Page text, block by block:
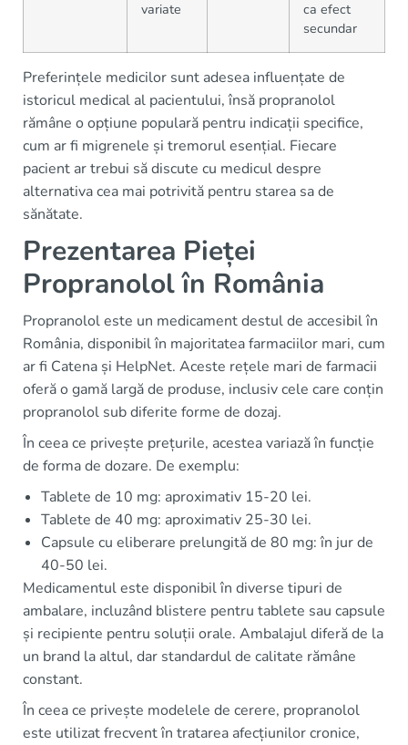
variate
ca efect
secundar
Preferințele medicilor sunt adesea influențate de
istoricul medical al pacientului, însă propranolol
rămâne o opțiune populară pentru indicații specifice,
cum ar fi migrenele și tremorul esențial. Fiecare
pacient ar trebui să discute cu medicul despre
alternativa cea mai potrivită pentru starea sa de
sănătate.
Prezentarea Pieței
Propranolol în România
Propranolol este un medicament destul de accesibil în
România, disponibil în majoritatea farmaciilor mari, cum
ar fi Catena și HelpNet. Aceste rețele mari de farmacii
oferă o gamă largă de produse, inclusiv cele care conțin
propranolol sub diferite forme de dozaj.
În ceea ce privește prețurile, acestea variază în funcție
de forma de dozare. De exemplu:
Tablete de 10 mg: aproximativ 15-20 lei.
Tablete de 40 mg: aproximativ 25-30 lei.
Capsule cu eliberare prelungită de 80 mg: în jur de
40-50 lei.
Medicamentul este disponibil în diverse tipuri de
ambalare, incluzând blistere pentru tablete sau capsule
și recipiente pentru soluții orale. Ambalajul diferă de la
un brand la altul, dar standardul de calitate rămâne
constant.
În ceea ce privește modelele de cerere, propranolol
este utilizat frecvent în tratarea afecțiunilor cronice,